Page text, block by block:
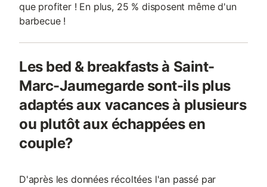
que profiter ! En plus, 25 % disposent même d'un
barbecue !
Les bed & breakfasts à Saint-
Marc-Jaumegarde sont-ils plus
adaptés aux vacances à plusieurs
ou plutôt aux échappées en
couple?
D'après les données récoltées l'an passé par